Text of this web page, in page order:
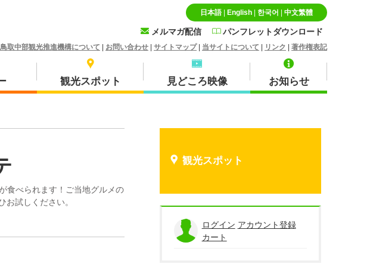
日本語| English| 한국어 中文繁體
メルマガ配信 パンフレットダウンロード
鳥取中部観光推進機構について お問い合わせ サイトマップ| 当サイトについて リンク 著作権表記
特産品・お土産品
観光スポット
北栄町
見どころ映像 お知らせ
観光スポット
食べられます！ご当地グルメの
試しください。
ログイン アカウント登録
カート